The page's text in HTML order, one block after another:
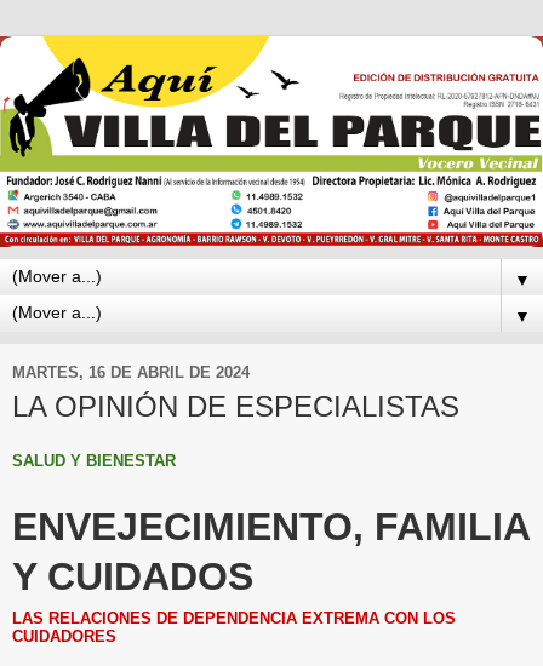
▼
▼
MARTES, 16 DE ABRIL DE 2024
LA OPINIÓN DE ESPECIALISTAS
SALUD Y BIENESTAR
ENVEJECIMIENTO, FAMILIA
Y CUIDADOS
LAS RELACIONES DE DEPENDENCIA EXTREMA CON LOS
CUIDADORES